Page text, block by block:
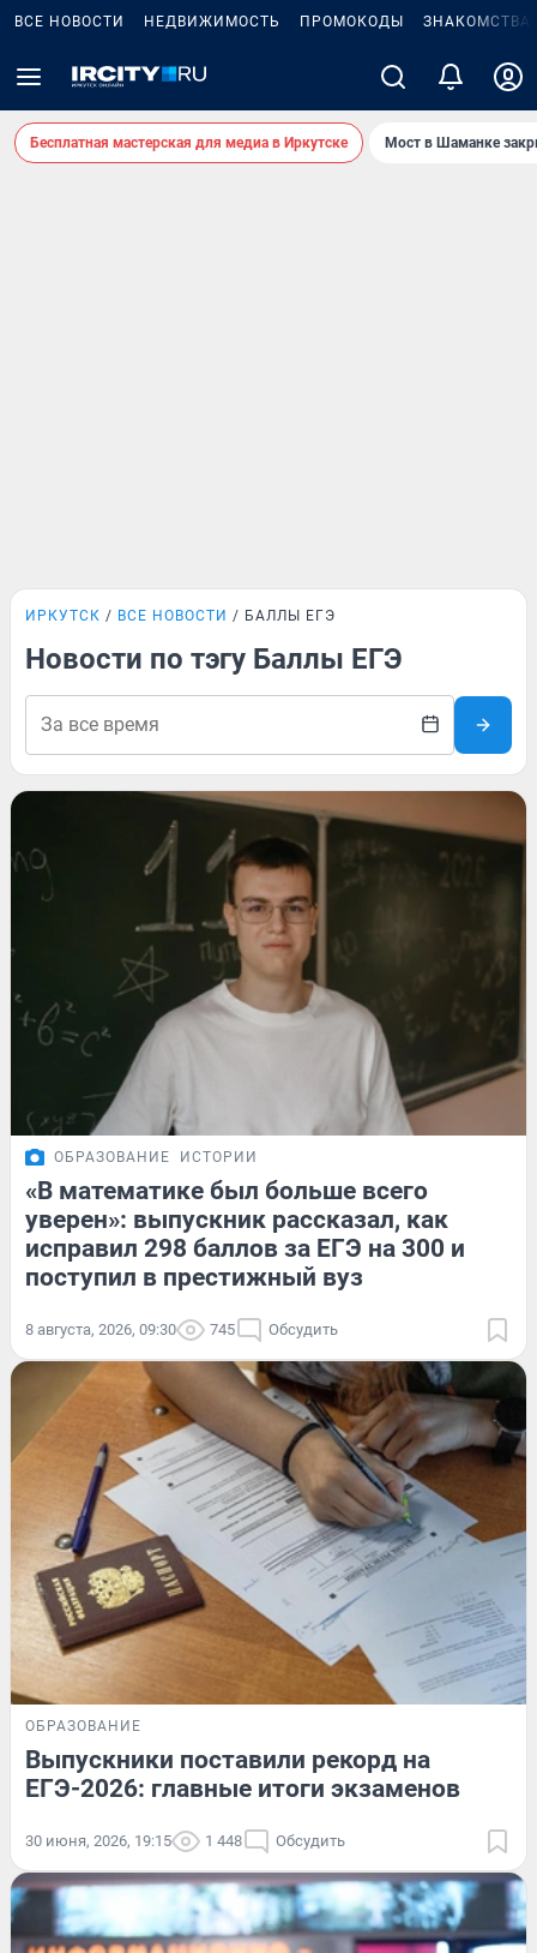
ВСЕ НОВОСТИ НЕДВИЖИМОСТЬ ПРОМОКОДЫ ЗНАКОМСТВА
Бесплатная мастерская для медиа в Иркутске Мост в Шаманке
ИРКУТСК ВСЕ НОВОСТИ БАЛЛЫ ЕГЭ
Новости по тэгу Баллы ЕГЭ
ОБРАЗОВАНИЕ ИСТОРИИ
«В математике был больше всего
уверен»: выпускник рассказал, как
исправил 298 баллов за ЕГЭ на 300 и
поступил в престижный вуз
8 августа, 2026, 09:30 745 Обсудить
ОБРАЗОВАНИЕ
Выпускники поставили рекорд на
ЕГЭ-2026: главные итоги экзаменов
30 июня, 2026, 19:15 1 448 Обсудить